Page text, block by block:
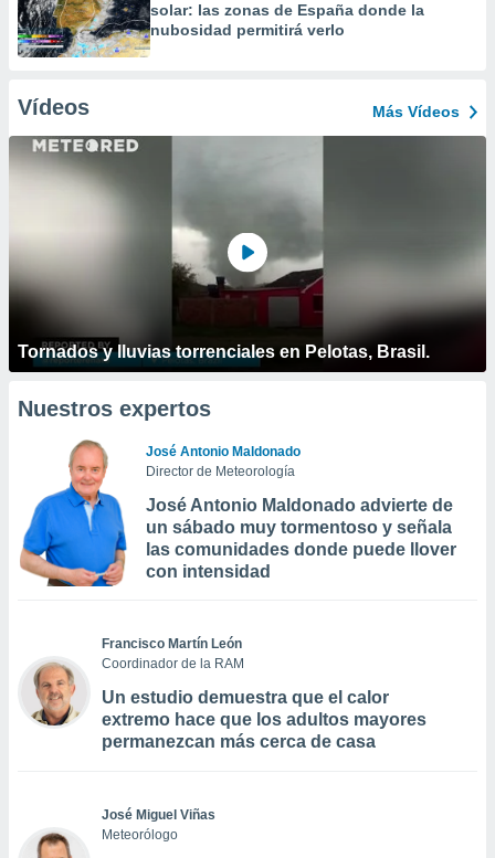
solar: las zonas de España donde la
nubosidad permitirá verlo
Vídeos Más Vídeos
Tornados y lluvias torrenciales en Pelotas, Brasil.
Nuestros expertos
José Antonio Maldonado
Director de Meteorología
José Antonio Maldonado advierte de
un sábado muy tormentoso y señala
las comunidades donde puede llover
con intensidad
Francisco Martín León
Coordinador de la RAM
Un estudio demuestra que el calor
extremo hace que los adultos mayores
permanezcan más cerca de casa
José Miguel Viñas
Meteorólogo